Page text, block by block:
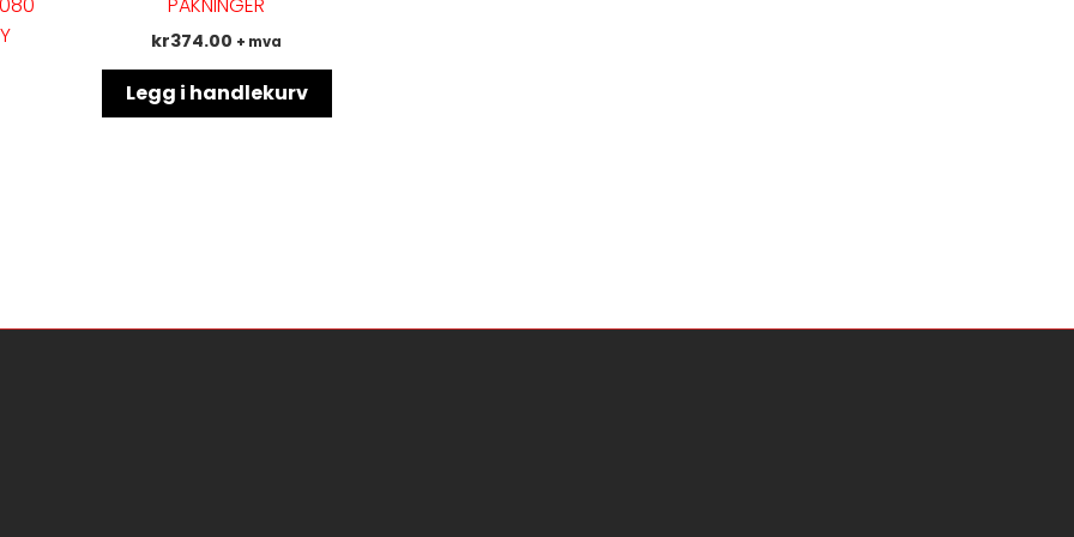
kr374.00 + mva
Legg i handlekurv